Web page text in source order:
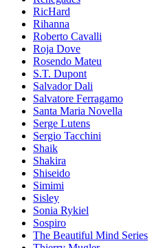
RicHard
Rihanna
Roberto Cavalli
Roja Dove
Rosendo Mateu
S.T. Dupont
Salvador Dali
Salvatore Ferragamo
Santa Maria Novella
Serge Lutens
Sergio Tacchini
Shaik
Shakira
Shiseido
Simimi
Sisley
Sonia Rykiel
Sospiro
The Beautiful Mind Series